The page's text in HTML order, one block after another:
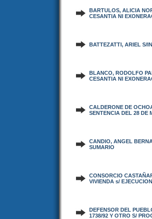
BARTULOS, ALICIA
CESANTIA NI
BATTEZATTI, ARIEL S/
BLANCO, RODOLFO
CESANTIA NI
CALDERONE DE
SENTENCIA DEL 28 DE
CANDIO, ANGEL
SUMARIO
CONSORCIO
VIVIENDA s/
DEFENSOR DEL
1738/92 Y OTRO S/